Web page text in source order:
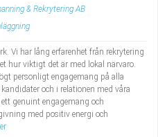
specialavd. o mottagning
& Rekrytering AB
Vi har lång erfarenhet från rekrytering
hur viktigt det är med lokal närvaro.
personligt engagemang på alla
och i relationen med våra
genuint engagemang och
med positiv energi och